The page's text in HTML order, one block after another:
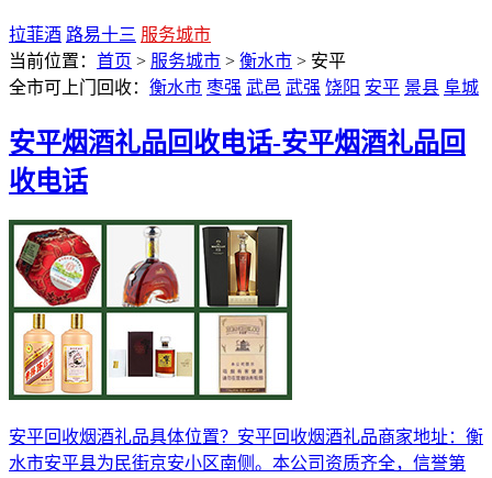
拉菲酒 路易十三 服务城市
当前位置： 首页 > 服务城市 > 衡水市 > 安平
全市可上门回收： 衡水市 枣强 武邑 武强 饶阳 安平 景县 阜城
安平烟酒礼品回收电话-安平烟酒礼品回
收电话
安平回收烟酒礼品具体位置？安平回收烟酒礼品商家地址：衡
水市安平县为民街京安小区南侧。本公司资质齐全，信誉第